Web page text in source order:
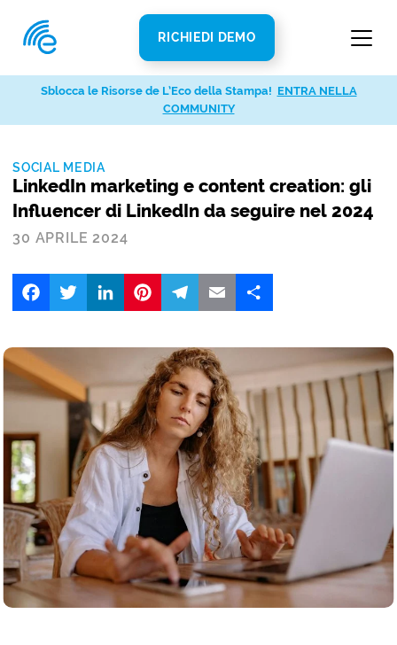
RICHIEDI DEMO
SOCIAL MEDIA
LinkedIn marketing e content creation: gli
Influencer di LinkedIn da seguire nel 2024
30 APRILE 2024
FacebookTwitter LinkedIn
Sblocca le Risorse de L’Eco della Stampa! ENTRA NELLA
COMMUNITY